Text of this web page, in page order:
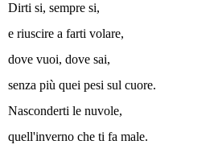
Dirti si, sempre si,
e riuscire a farti volare,
dove vuoi, dove sai,
senza più quei pesi sul cuore.
Nasconderti le nuvole,
quell'inverno che ti fa male.